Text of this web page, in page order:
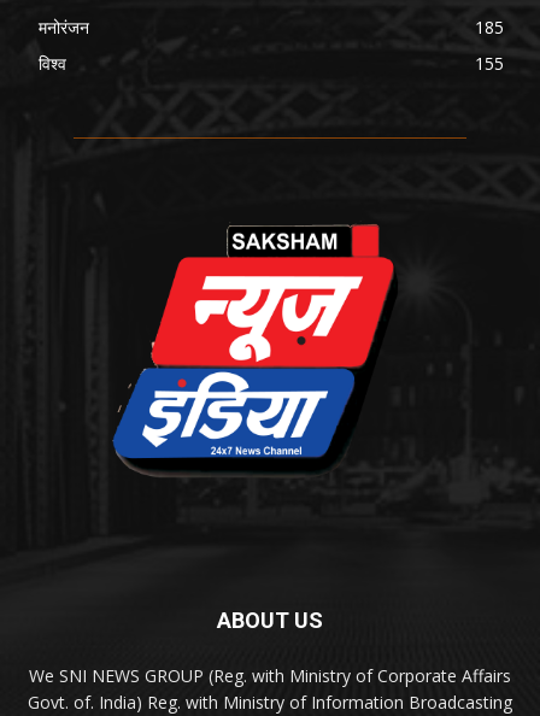
मनोरंजन
185
विश्व
155
ABOUT US
We SNI NEWS GROUP (Reg. with Ministry of Corporate Affairs
Govt. of. India) Reg. with Ministry of Information Broadcasting